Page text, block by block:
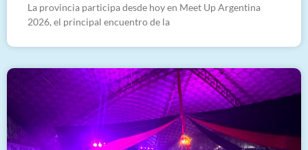
La provincia participa desde hoy en Meet Up Argentina
2026, el principal encuentro de la